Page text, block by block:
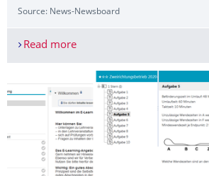
Source: News-Newsboard
Read moreWichtige Hinweise zum